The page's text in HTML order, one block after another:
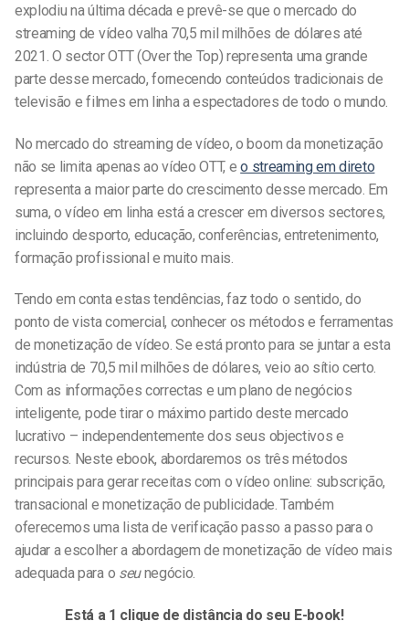
explodiu na última década e prevê-se que o mercado do
streaming de vídeo valha 70,5 mil milhões de dólares até
2021. O sector OTT (Over the Top) representa uma grande
parte desse mercado, fornecendo conteúdos tradicionais de
televisão e filmes em linha a espectadores de todo o mundo.
No mercado do streaming de vídeo, o boom da monetização
não se limita apenas ao vídeo OTT, eo streaming em direto
representa a maior parte do crescimento desse mercado. Em
suma, o vídeo em linha está a crescer em diversos sectores,
incluindo desporto, educação, conferências, entretenimento,
formação profissional e muito mais.
Tendo em conta estas tendências, faz todo o sentido, do
ponto de vista comercial, conhecer os métodos e ferramentas
de monetização de vídeo. Se está pronto para se juntar a esta
indústria de 70,5 mil milhões de dólares, veio ao sítio certo.
Com as informações correctas e um plano de negócios
inteligente, pode tirar o máximo partido deste mercado
lucrativo – independentemente dos seus objectivos e
recursos. Neste ebook, abordaremos os três métodos
principais para gerar receitas com o vídeo online: subscrição,
transacional e monetização de publicidade. Também
oferecemos uma lista de verificação passo a passo para o
ajudar a escolher a abordagem de monetização de vídeo mais
adequada para o seunegócio.
Está a 1 clique de distância do seu E-book!